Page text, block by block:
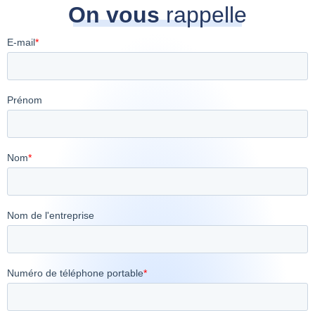
On vousrappelle